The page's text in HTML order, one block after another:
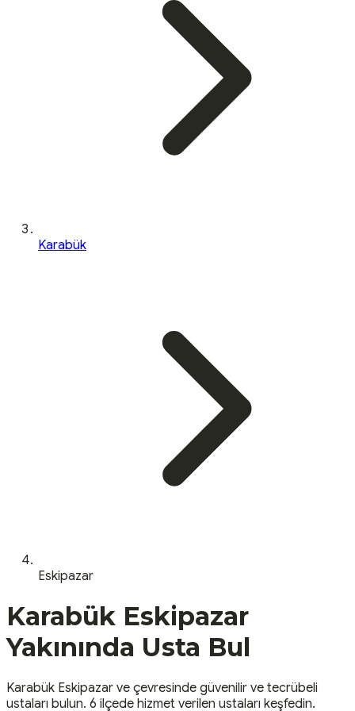
Karabük
Eskipazar
Karabük Eskipazar
Yakınında Usta Bul
Karabük Eskipazar ve çevresinde güvenilir ve tecrübeli
ustaları bulun. 6 ilçede hizmet verilen ustaları keşfedin.